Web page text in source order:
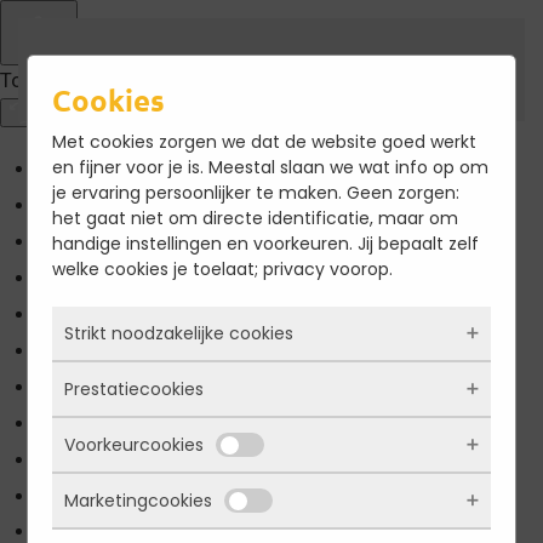
Toegankelijkheid
Kleuren omkeren
Monochroom
Donker contrast
Licht contrast
Links markeren
Titels markeren
Lees modus
Pagina schaling 100%
Cookies
Met cookies zorgen we dat de website goed werkt
en fijner voor je is. Meestal slaan we wat info op om
je ervaring persoonlijker te maken. Geen zorgen:
het gaat niet om directe identificatie, maar om
handige instellingen en voorkeuren. Jij bepaalt zelf
welke cookies je toelaat; privacy voorop.
Strikt noodzakelijke cookies
Deze cookies zorgen ervoor dat de website
überhaupt werkt. Ze zijn dus altijd actief en
kunnen niet worden uitgezet. Meestal worden
ze alleen geplaatst als jij iets doet, zoals
inloggen, een formulier invullen of je
privacyvoorkeuren opslaan. Je kunt je browser
Prestatiecookies
Met deze cookies zien we hoe vaak onze site
bezocht wordt, waar bezoekers vandaan
komen en welke pagina’s populair zijn. Zo
kunnen we de website blijven verbeteren.
Voorkeurcookies
Deze cookies onthouden jouw voorkeuren.
Bijvoorbeeld taalkeuze of ingevulde gegevens.
Marketingcookies